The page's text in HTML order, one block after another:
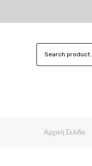
Αρχική Σελίδα